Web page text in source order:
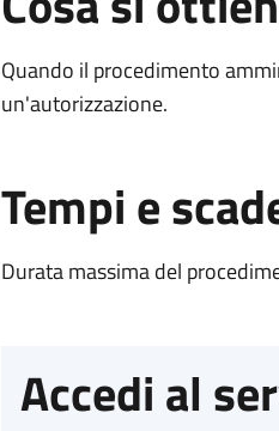
Quando il procedimento
un'autorizzazione.
Tempi e
Durata massima del
Accedi al